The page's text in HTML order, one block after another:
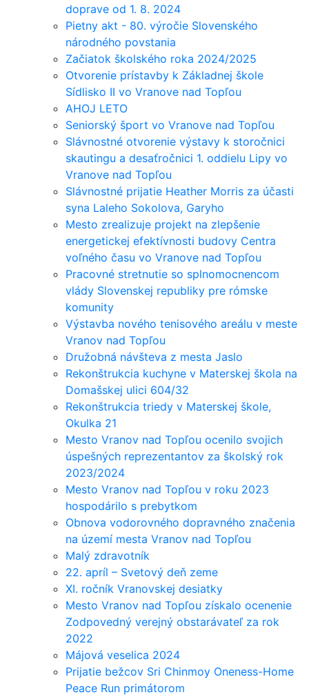
doprave od 1. 8. 2024
Pietny akt - 80. výročie Slovenského
národného povstania
Začiatok školského roka 2024/2025
Otvorenie prístavby k Základnej škole
Sídlisko II vo Vranove nad Topľou
AHOJ LETO
Seniorský šport vo Vranove nad Topľou
Slávnostné otvorenie výstavy k storočnici
skautingu a desaťročnici 1. oddielu Lipy vo
Vranove nad Topľou
Slávnostné prijatie Heather Morris za účasti
syna Laleho Sokolova, Garyho
Mesto zrealizuje projekt na zlepšenie
energetickej efektívnosti budovy Centra
voľného času vo Vranove nad Topľou
Pracovné stretnutie so splnomocnencom
vlády Slovenskej republiky pre rómske
komunity
Výstavba nového tenisového areálu v meste
Vranov nad Topľou
Družobná návšteva z mesta Jaslo
Rekonštrukcia kuchyne v Materskej škola na
Domašskej ulici 604/32
Rekonštrukcia triedy v Materskej škole,
Okulka 21
Mesto Vranov nad Topľou ocenilo svojich
úspešných reprezentantov za školský rok
2023/2024
Mesto Vranov nad Topľou v roku 2023
hospodárilo s prebytkom
Obnova vodorovného dopravného značenia
na území mesta Vranov nad Topľou
Malý zdravotník
22. apríl – Svetový deň zeme
XI. ročník Vranovskej desiatky
Mesto Vranov nad Topľou získalo ocenenie
Zodpovedný verejný obstarávateľ za rok
2022
Májová veselica 2024
Prijatie bežcov Sri Chinmoy Oneness-Home
Peace Run primátorom